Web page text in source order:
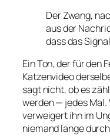
Der Zwang,
aus der
dass das
Ein Ton, der für den
Katzenvideo
sagt nicht, ob es
werden — jedes Mal.
verweigert ihn im
niemand lange